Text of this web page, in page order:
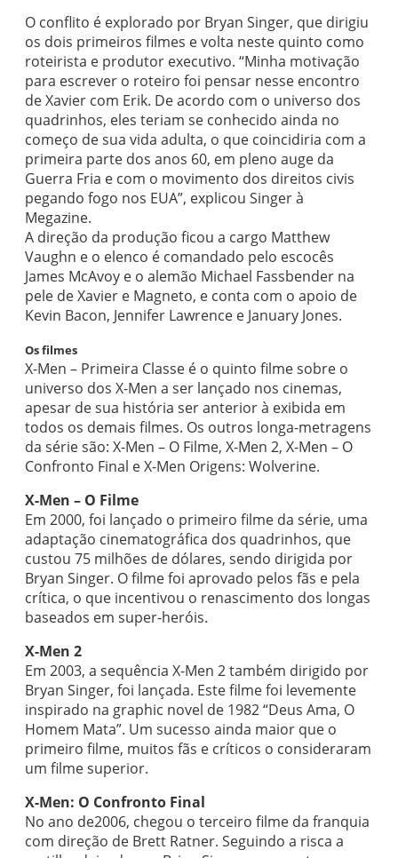
O conflito é explorado por Bryan Singer, que dirigiu
os dois primeiros filmes e volta neste quinto como
roteirista e produtor executivo. “Minha motivação
para escrever o roteiro foi pensar nesse encontro
de Xavier com Erik. De acordo com o universo dos
quadrinhos, eles teriam se conhecido ainda no
começo de sua vida adulta, o que coincidiria com a
primeira parte dos anos 60, em pleno auge da
Guerra Fria e com o movimento dos direitos civis
pegando fogo nos EUA”, explicou Singer à
Megazine.
A direção da produção ficou a cargo Matthew
Vaughn e o elenco é comandado pelo escocês
James McAvoy e o alemão Michael Fassbender na
pele de Xavier e Magneto, e conta com o apoio de
Kevin Bacon, Jennifer Lawrence e January Jones.
Os filmes
X-Men – Primeira Classe é o quinto filme sobre o
universo dos X-Men a ser lançado nos cinemas,
apesar de sua história ser anterior à exibida em
todos os demais filmes. Os outros longa-metragens
da série são: X-Men – O Filme, X-Men 2, X-Men – O
Confronto Final e X-Men Origens: Wolverine.
X-Men – O Filme
Em 2000, foi lançado o primeiro filme da série, uma
adaptação cinematográfica dos quadrinhos, que
custou 75 milhões de dólares, sendo dirigida por
Bryan Singer. O filme foi aprovado pelos fãs e pela
crítica, o que incentivou o renascimento dos longas
baseados em super-heróis.
X-Men 2
Em 2003, a sequência X-Men 2 também dirigido por
Bryan Singer, foi lançada. Este filme foi levemente
inspirado na graphic novel de 1982 “Deus Ama, O
Homem Mata”. Um sucesso ainda maior que o
primeiro filme, muitos fãs e críticos o consideraram
um filme superior.
X-Men: O Confronto Final
No ano de2006, chegou o terceiro filme da franquia
com direção de Brett Ratner. Seguindo a risca a